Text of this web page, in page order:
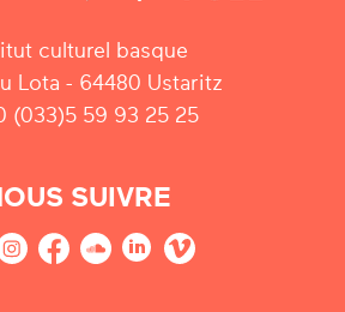
culturel basque
Lota - 64480 Ustaritz
(033)5 59 93 25 25
SUIVRE